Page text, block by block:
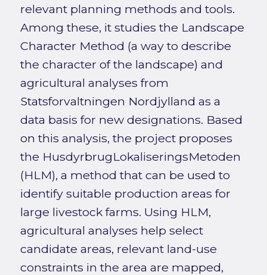
relevant planning methods and tools.
Among these, it studies the Landscape
Character Method (a way to describe
the character of the landscape) and
agricultural analyses from
Statsforvaltningen Nordjylland as a
data basis for new designations. Based
on this analysis, the project proposes
the HusdyrbrugLokaliseringsMetoden
(HLM), a method that can be used to
identify suitable production areas for
large livestock farms. Using HLM,
agricultural analyses help select
candidate areas, relevant land-use
constraints in the area are mapped,